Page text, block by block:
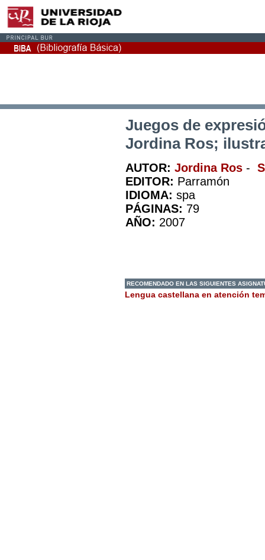
Juegos de
Jordina Ros;
AUTOR: Jordina Ros -
EDITOR: Parramón
IDIOMA: spa
PÁGINAS: 79
AÑO: 2007
RECOMENDADO EN LAS SIGUIENTES
Lengua castellana en atención